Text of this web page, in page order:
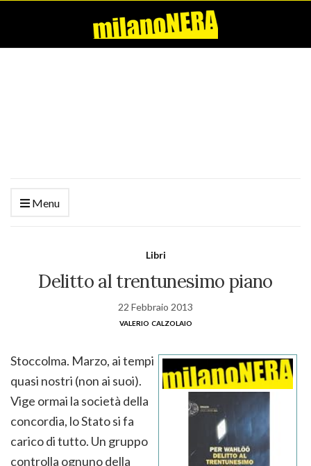
Menu
Libri
Delitto al trentunesimo piano
22 Febbraio 2013
valerio calzolaio
Stoccolma. Marzo, ai tempi
quasi nostri (non ai suoi).
Vige ormai la società della
concordia, lo Stato si fa
carico di tutto. Un gruppo
controlla ognuno della